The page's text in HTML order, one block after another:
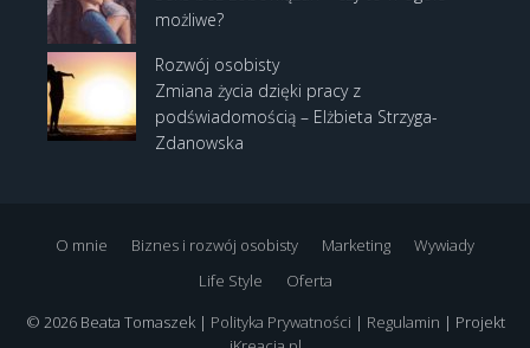
możliwe?
Rozwój osobisty
Zmiana życia dzięki pracy z
podświadomością – Elżbieta Strzyga-
Zdanowska
O mnie Biznes i rozwój osobisty Marketing
Wywiady
Life Style
Oferta
© 2026 Beata Tomaszek | Polityka Prywatności | Regulamin | Projekt